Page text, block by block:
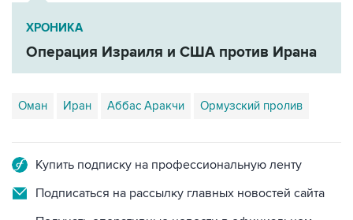
ХРОНИКА
Операция Израиля и США против Ирана
Оман Иран Аббас Аракчи Ормузский пролив
Купить подписку на профессиональную ленту
Подписаться на рассылку главных новостей сайта